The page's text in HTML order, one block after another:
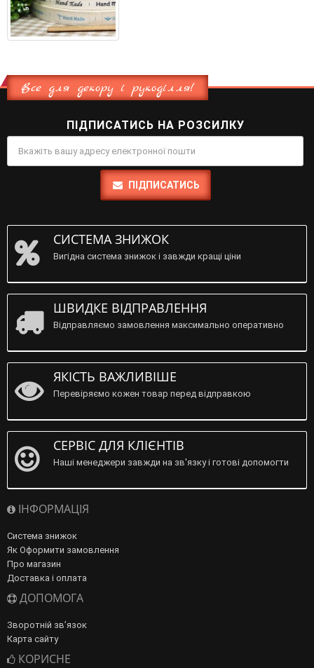
Все для декору і рукоділля!
ПІДПИСАТИСЬ НА РОЗСИЛКУ
ПІДПИСАТИСЬ
СИСТЕМА ЗНИЖОК
Вигідна система знижок і завжди кращі ціни
ШВИДКЕ ВІДПРАВЛЕННЯ
Відправляємо замовлення максимально оперативно
ЯКІСТЬ ВАЖЛИВІШЕ
Перевіряємо кожен товар перед відправкою
СЕРВІС ДЛЯ КЛІЄНТІВ
Наші менеджери завжди на зв'язку і готові допомогти
ІНФОРМАЦІЯ
Система знижок
Як Оформити замовлення
Про магазин
Доставка і оплата
ДОПОМОГА
Зворотній зв’язок
Карта сайту
КОРИСНЕ